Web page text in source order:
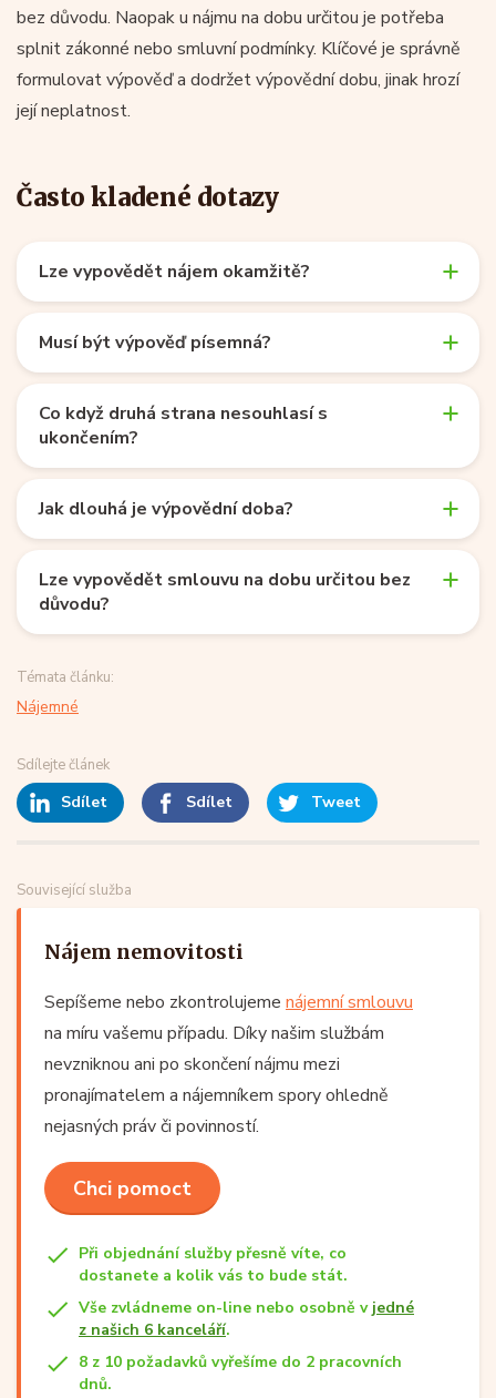
bez důvodu. Naopak u nájmu na dobu určitou je potřeba
splnit zákonné nebo smluvní podmínky. Klíčové je správně
formulovat výpověď a dodržet výpovědní dobu, jinak hrozí
její neplatnost.
Často kladené dotazy
Lze vypovědět nájem okamžitě?
Musí být výpověď písemná?
Co když druhá strana nesouhlasí s
ukončením?
Jak dlouhá je výpovědní doba?
Lze vypovědět smlouvu na dobu určitou bez
důvodu?
Témata článku:
Nájemné
Sdílejte článek
Sdílet Sdílet Tweet
Související služba
Nájem nemovitosti
Sepíšeme nebo zkontrolujeme nájemní smlouvu
na míru vašemu případu. Díky našim službám
nevzniknou ani po skončení nájmu mezi
pronajímatelem a nájemníkem spory ohledně
nejasných práv či povinností.
Chci pomoct
Při objednání služby přesně víte, co
dostanete a kolik vás to bude stát.
Vše zvládneme on-line nebo osobně v jedné
z našich 6 kanceláří.
8 z 10 požadavků vyřešíme do 2 pracovních
dnů.